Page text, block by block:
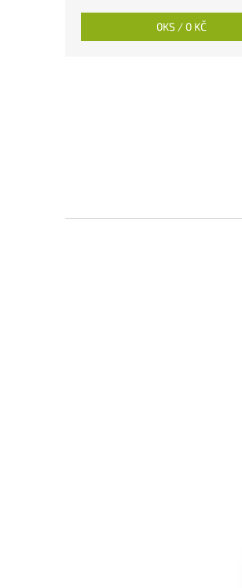
0KS / 0 KČ